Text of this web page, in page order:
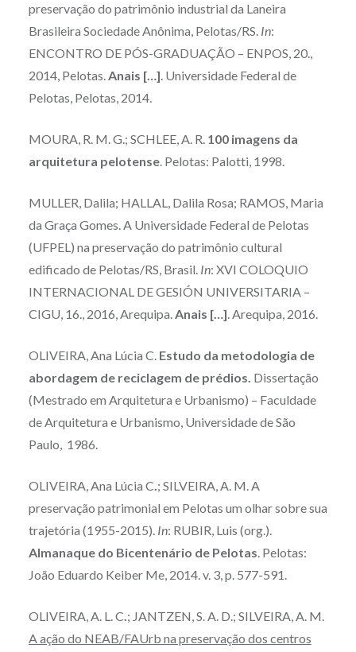
preservação do patrimônio industrial da Laneira
Brasileira Sociedade Anônima, Pelotas/RS. In:
ENCONTRO DE PÓS-GRADUAÇÃO – ENPOS, 20.,
2014, Pelotas.Anais […]. Universidade Federal de
Pelotas, Pelotas, 2014.
MOURA, R. M. G.; SCHLEE, A. R. 100 imagens da
arquitetura pelotense. Pelotas: Palotti, 1998.
MULLER, Dalila; HALLAL, Dalila Rosa; RAMOS, Maria
da Graça Gomes. A Universidade Federal de Pelotas
(UFPEL) na preservação do patrimônio cultural
edificado de Pelotas/RS, Brasil. In: XVI COLOQUIO
INTERNACIONAL DE GESIÓN UNIVERSITARIA –
CIGU, 16., 2016, Arequipa.Anais […]. Arequipa, 2016.
OLIVEIRA, Ana Lúcia C. Estudo da metodologia de
abordagem de reciclagem de prédios. Dissertação
(Mestrado em Arquitetura e Urbanismo) – Faculdade
de Arquitetura e Urbanismo, Universidade de São
Paulo, 1986.
OLIVEIRA, Ana Lúcia C.; SILVEIRA, A. M. A
preservação patrimonial em Pelotas um olhar sobre sua
trajetória (1955-2015). In: RUBIR, Luis (org.).
Almanaque do Bicentenário de Pelotas. Pelotas:
João Eduardo Keiber Me, 2014. v. 3, p. 577-591.
OLIVEIRA, A. L. C.; JANTZEN, S. A. D.; SILVEIRA, A. M.
A ação do NEAB/FAUrb na preservação dos centros